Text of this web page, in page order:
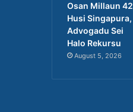
Osan Millaun 42
Husi Singapura,
Advogadu Sei
Halo Rekursu
August 5, 2026